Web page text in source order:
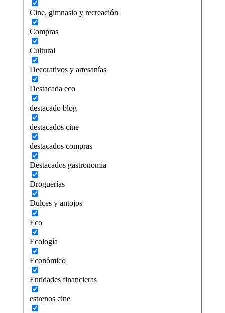
Cine, gimnasio y recreación
Compras
Cultural
Decorativos y artesanías
Destacada eco
destacado blog
destacados cine
destacados compras
Destacados gastronomia
Droguerías
Dulces y antojos
Eco
Ecología
Económico
Entidades financieras
estrenos cine